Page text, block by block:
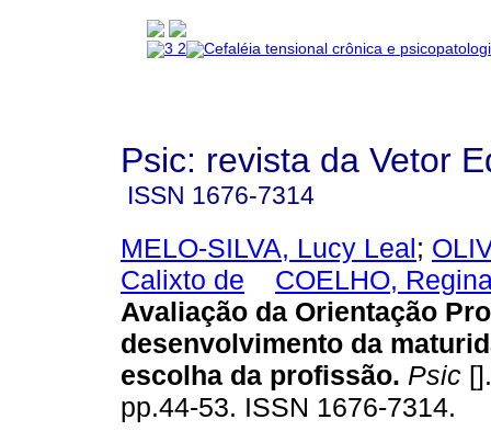
Psic: revista da Vetor
ISSN 1676-7314
MELO-SILVA, Lucy Leal;
Calixto de
COELHO,
Avaliação da Orientação
desenvolvimento da
escolha da profissão. Psic
pp.44-53. ISSN 1676-7314.